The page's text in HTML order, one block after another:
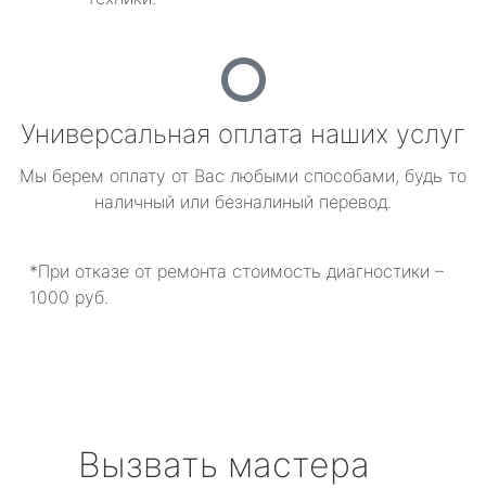
Универсальная оплата наших услуг
Мы берем оплату от Вас любыми способами, будь то
наличный или безналиный перевод.
*При отказе от ремонта стоимость диагностики –
1000 руб.
Вызвать мастера